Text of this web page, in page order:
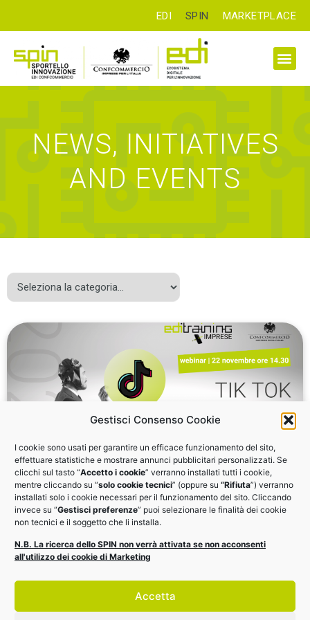
Gestisci Consenso Cookie
I cookie sono usati per garantire un efficace funzionamento del sito,
effettuare statistiche e mostrare annunci pubblicitari personalizzati. Se
clicchi sul tasto “Accetto i cookie” verranno installati tutti i cookie,
mentre cliccando su “solo cookie tecnici” (oppure su “Rifiuta”) verranno
installati solo i cookie necessari per il funzionamento del sito. Cliccando
invece su “Gestisci preferenze” puoi selezionare le finalità dei cookie
non tecnici e il soggetto che li installa.
N.B. La ricerca dello SPIN non verrà attivata se non acconsenti
all'utilizzo dei cookie di Marketing
Accetta
EDI SPIN MARKETPLACE
NEWS, INITIATIVES
AND EVENTS
TikTok per le imprese
Ogni mese 19,7 milioni di italiani accedono a TikTok.
Scopri tutti i segreti del social media del momento:
webinar il 22 novembre alle 14.30